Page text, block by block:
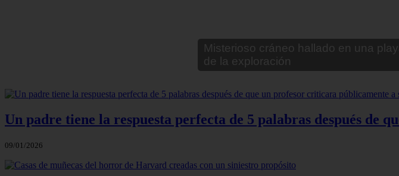
Leyendas urbanas de miedo: Perro fiel
Un padre tiene la respuesta perfecta de 5 palabras después de
09/01/2026